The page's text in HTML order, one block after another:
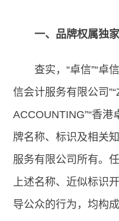
一、品牌权属独
查实，“卓信”“卓
信会计服务有限公司
ACCOUNTING”“香港
牌名称、标识及相关
服务有限公司所有。
上述名称、近似标识
导公众的行为，均构成